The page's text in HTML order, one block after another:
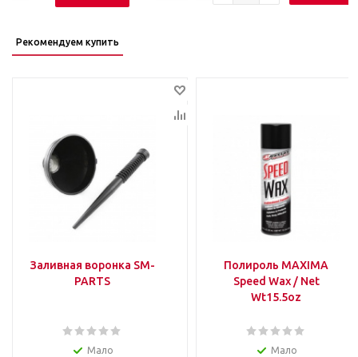
Рекомендуем купить
Заливная воронка SM-
PARTS
Мало
Полироль MAXIMA
Speed Wax / Net
Wt15.5oz
Мало